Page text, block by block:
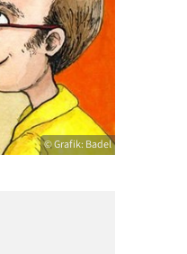
© Grafik: Badel